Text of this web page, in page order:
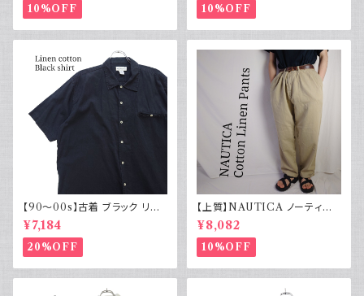
10%OFF 10%OFF
【90～00s】古着 ブラック リネ
ンコットンシャツ 黒 ボックスシ
ルエット
¥7,184
20%OFF
【上質】NAUTICA ノーティカ
コットンリネンパンツ ツータック
¥8,082
10%OFF